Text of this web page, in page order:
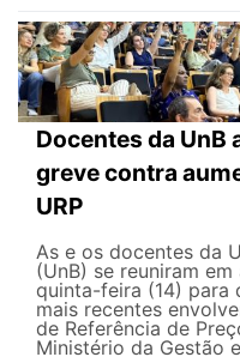
Docentes da
greve contra
URP
As e os docentes da
(UnB) se reuniram
quinta-feira (14) para
mais recentes
de Referência de
Ministério da Gestão